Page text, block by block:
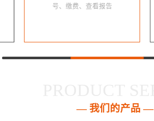
号、缴费、查看报告
— 我们的产品 —